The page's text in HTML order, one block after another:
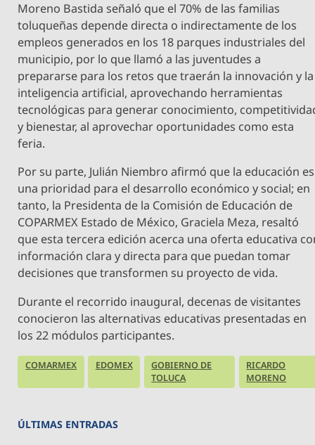
Moreno Bastida señaló que el 70% de las familias
toluqueñas depende directa o indirectamente de los
empleos generados en los 18 parques industriales del
municipio, por lo que llamó a las juventudes a
prepararse para los retos que traerán la innovación y la
inteligencia artificial, aprovechando herramientas
tecnológicas para generar conocimiento,
y bienestar, al aprovechar oportunidades como esta
feria.
Por su parte, Julián Niembro afirmó que la educación es
una prioridad para el desarrollo económico y social; en
tanto, la Presidenta de la Comisión de Educación de
COPARMEX Estado de México, Graciela Meza, resaltó
que esta tercera edición acerca una oferta educativa
información clara y directa para que puedan tomar
decisiones que transformen su proyecto de vida.
Durante el recorrido inaugural, decenas de visitantes
conocieron las alternativas educativas presentadas en
los 22 módulos participantes.
COMARMEX EDOMEX
GOBIERNO DE
TOLUCA
RICARDO
MORENO
ÚLTIMAS ENTRADAS